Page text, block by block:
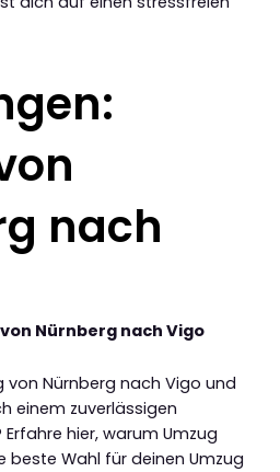
nach
Nürnberg nach Vigo
von Nürnberg nach Vigo und
einem zuverlässigen
hier, warum Umzug
beste Wahl für deinen Umzug